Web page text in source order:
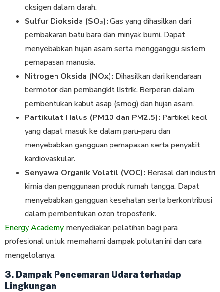
oksigen dalam darah.
Sulfur Dioksida (SO₂): Gas yang dihasilkan dari
pembakaran batu bara dan minyak bumi. Dapat
menyebabkan hujan asam serta mengganggu sistem
pernapasan manusia.
Nitrogen Oksida (NOx): Dihasilkan dari kendaraan
bermotor dan pembangkit listrik. Berperan dalam
pembentukan kabut asap (smog) dan hujan asam.
Partikulat Halus (PM10 dan PM2.5): Partikel kecil
yang dapat masuk ke dalam paru-paru dan
menyebabkan gangguan pernapasan serta penyakit
kardiovaskular.
Senyawa Organik Volatil (VOC): Berasal dari industri
kimia dan penggunaan produk rumah tangga. Dapat
menyebabkan gangguan kesehatan serta berkontribusi
dalam pembentukan ozon troposferik.
Energy Academy menyediakan pelatihan bagi para
profesional untuk memahami dampak polutan ini dan cara
mengelolanya.
3. Dampak Pencemaran Udara terhadap
Lingkungan